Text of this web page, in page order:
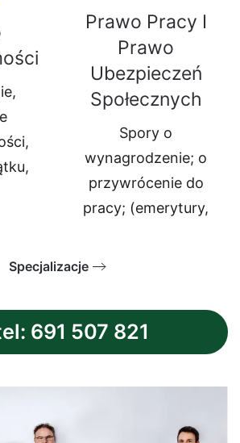
Prawo Pracy I
Prawo
Ubezpieczeń
Społecznych
Spory o
wynagrodzenie; o
przywrócenie do
pracy; (emerytury,
Specjalizacje
691 507 821